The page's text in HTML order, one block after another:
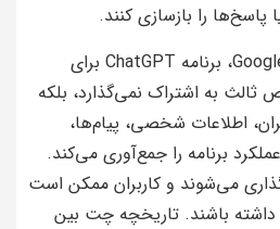
پاسخ‌ها را بازسازی کنند.
طبق گفته فروشگاه Google Play، برنامه ChatGPT برای
ثالث به اشتراک نمی‌گذارد، بلکه
اطلاعات شخصی، پیام‌ها،
برنامه را جمع‌آوری می‌کند.
می‌شوند و کاربران ممکن است
باشند. تاریخچه چت بین